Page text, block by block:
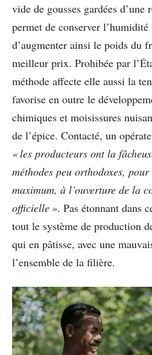
vide de gousses gardées d’une
permet de conserver
d’augmenter ainsi le poids du
meilleur prix. Prohibée par
méthode affecte elle aussi la
favorise en outre le
chimiques et moisissures
de l’épice. Contacté, un
« les producteurs ont la
méthodes peu orthodoxes,
maximum, à l’ouverture de la
officielle ». Pas étonnant dans
tout le système de production
qui en pâtisse, avec une
l’ensemble de la filière.